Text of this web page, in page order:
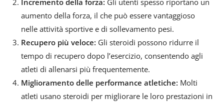
Incremento della forza: Gli utenti spesso riportano un
aumento della forza, il che può essere vantaggioso
nelle attività sportive e di sollevamento pesi.
Recupero più veloce: Gli steroidi possono ridurre il
tempo di recupero dopo l’esercizio, consentendo agli
atleti di allenarsi più frequentemente.
Miglioramento delle performance atletiche: Molti
atleti usano steroidi per migliorare le loro prestazioni in